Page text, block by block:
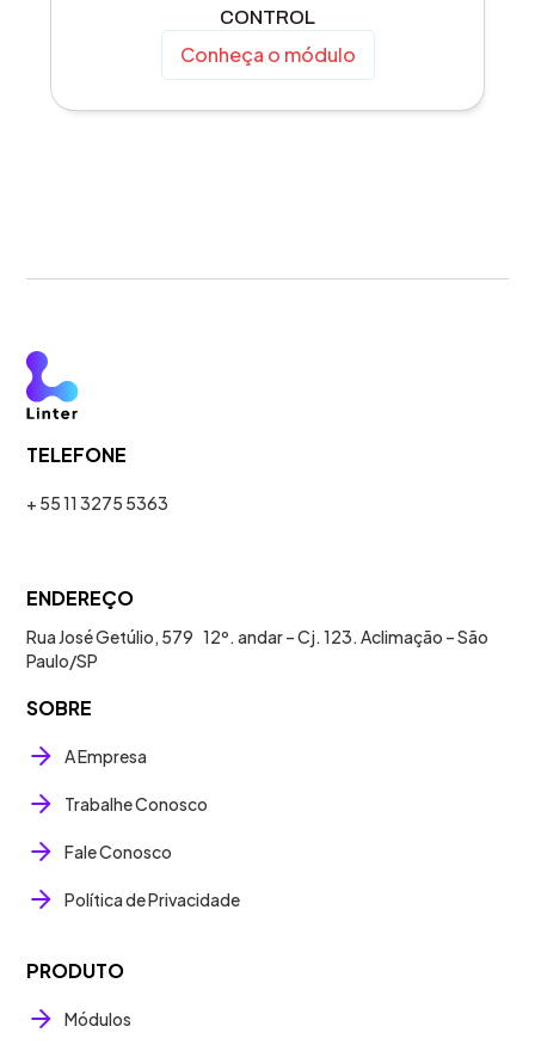
CONTROL
Conheça o módulo
TELEFONE
+ 55 11 3275 5363
ENDEREÇO
Rua José Getúlio, 579 12º. andar – Cj. 123. Aclimação – São
Paulo/SP
SOBRE
A Empresa
Trabalhe Conosco
Fale Conosco
Política de Privacidade
PRODUTO
Módulos